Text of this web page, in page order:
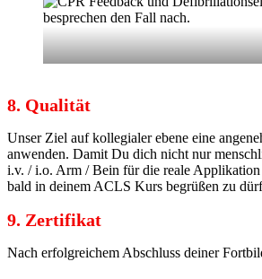
8. Qualität
Unser Ziel auf kollegialer ebene eine
anwenden. Damit Du dich nicht nur
i.v. / i.o. Arm / Bein für die reale
bald in deinem ACLS Kurs begrüßen zu
9. Zertifikat
Nach erfolgreichem Abschluss deiner